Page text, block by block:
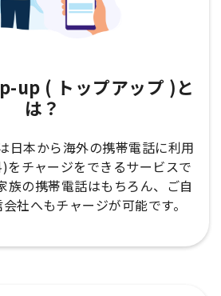
up ( トップアップ )と
は？
日本から海外の携帯電話に利用
をチャージをできるサービスで
族の携帯電話はもちろん、ご自
社へもチャージが可能です。